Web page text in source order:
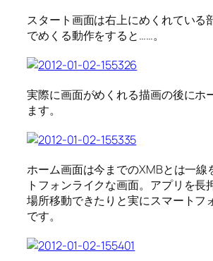
スタート画面は右上にめくれている
でめくる動作をすると……。
実際に画面がめくれる描画の後にホ
ます。
ホーム画面は今までのXMBとは一線
トフォンライクな画面。アプリを長
場所移動できたりと実にスマートフ
です。